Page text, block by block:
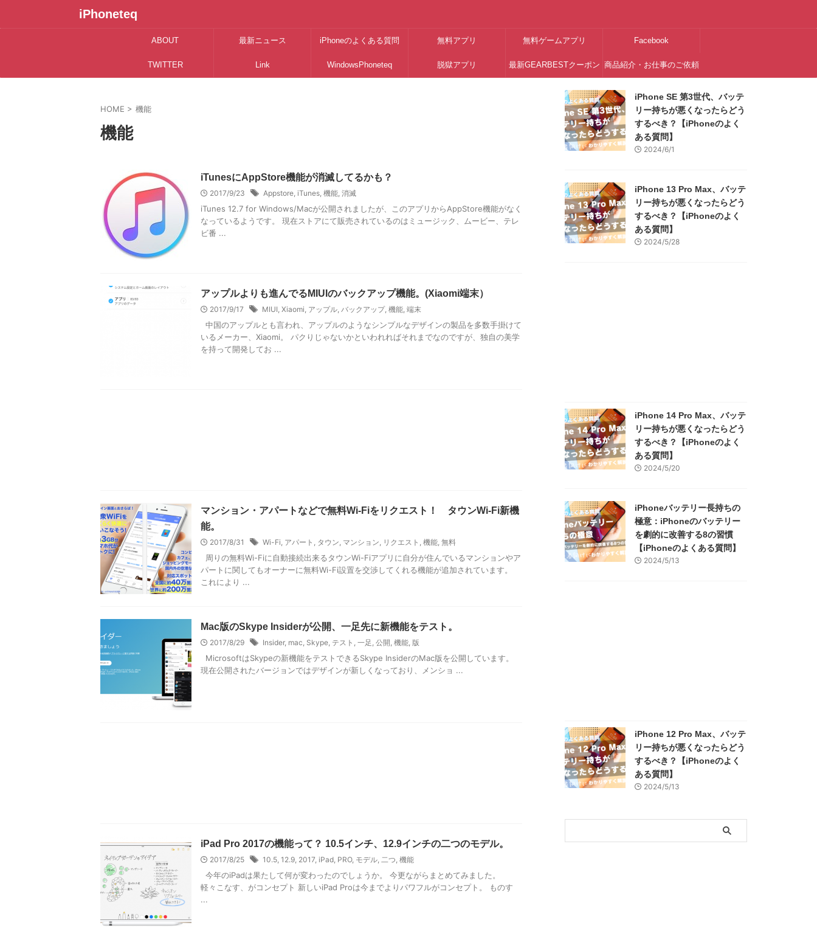
iPhoneteq
ABOUT 最新ニュース iPhoneのよくある質問 無料アプリ 無料ゲームアプリ Facebook
TWITTER Link WindowsPhoneteq 脱獄アプリ 最新GEARBESTクーポン 商品紹介・お仕事のご依頼
HOME > 機能
機能
iTunesにAppStore機能が消滅してるかも？
2017/9/23 Appstore, iTunes, 機能, 消滅
iTunes 12.7 for Windows/Macが公開されましたが、このアプリからAppStore機能がなく
なっているようです。 現在ストアにて販売されているのはミュージック、ムービー、テレ
ビ番 ...
アップルよりも進んでるMIUIのバックアップ機能。(Xiaomi端末）
2017/9/17 MIUI, Xiaomi, アップル, バックアップ, 機能, 端末
中国のアップルとも言われ、アップルのようなシンプルなデザインの製品を多数手掛けて
いるメーカー、Xiaomi。 パクりじゃないかといわれればそれまでなのですが、独自の美学
を持って開発してお ...
マンション・アパートなどで無料Wi-Fiをリクエスト！ タウンWi-Fi新機
能。
2017/8/31 Wi-Fi, アパート , タウン, マンション, リクエスト , 機能, 無料
周りの無料Wi-Fiに自動接続出来るタウンWi-Fiアプリに自分が住んでいるマンションやア
パートに関してもオーナーに無料Wi-Fi設置を交渉してくれる機能が追加されています。
これにより ...
Mac版のSkype Insiderが公開、一足先に新機能をテスト。
2017/8/29 Insider, mac, Skype, テスト , 一足 , 公開, 機能, 版
MicrosoftはSkypeの新機能をテストできるSkype InsiderのMac版を公開しています。
現在公開されたバージョンではデザインが新しくなっており、メンショ ...
iPad Pro 2017の機能って？ 10.5インチ、12.9インチの二つのモデル。
2017/8/25 10.5, 12.9, 2017, iPad, PRO, モデル, 二つ, 機能
今年のiPadは果たして何が変わったのでしょうか。 今更ながらまとめてみました。
軽々こなす、がコンセプト 新しいiPad Proは今までよりパワフルがコンセプト。 ものす
...
iPhone SE 第3世代、バッテ
リー持ちが悪くなったらどう
するべき？【iPhoneのよく
ある質問】
2024/6/1
iPhone 13 Pro Max、バッテ
リー持ちが悪くなったらどう
するべき？【iPhoneのよく
ある質問】
2024/5/28
iPhone 14 Pro Max、バッテ
リー持ちが悪くなったらどう
するべき？【iPhoneのよく
ある質問】
2024/5/20
iPhoneバッテリー長持ちの
極意：iPhoneのバッテリー
を劇的に改善する8の習慣
【iPhoneのよくある質問】
2024/5/13
iPhone 12 Pro Max、バッテ
リー持ちが悪くなったらどう
するべき？【iPhoneのよく
ある質問】
2024/5/13